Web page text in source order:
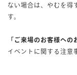
ない場合は、やむを得
す。
「ご来場のお客様への
イベントに関する注意